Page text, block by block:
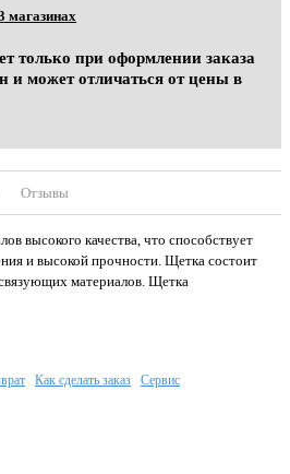
магазинах
только при оформлении заказа
и может отличаться от цены в
Отзывы
высокого качества, что способствует
и высокой прочности. Щетка состоит
материалов. Щетка
Как сделать заказ Сервис